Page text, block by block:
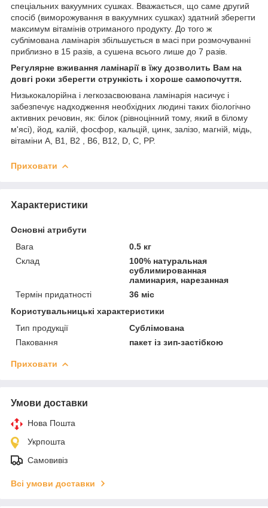
спеціальних вакуумних сушках. Вважається, що саме другий
спосіб (виморожування в вакуумних сушках) здатний зберегти
максимум вітамінів отриманого продукту. До того ж
сублімована ламінарія збільшується в масі при розмочуванні
приблизно в 15 разів, а сушена всього лише до 7 разів.
Регулярне вживання ламінарії в їжу дозволить Вам на
довгі роки зберегти стрункість і хороше самопочуття.
Низькокалорійна і легкозасвоювана ламінарія насичує і
забезпечує надходження необхідних людині таких біологічно
активних речовин, як: білок (рівноцінний тому, який в білому
м'ясі), йод, калій, фосфор, кальцій, цинк, залізо, магній, мідь,
вітаміни A, B1, B2 , B6, B12, D, C, PP.
Приховати
Характеристики
Основні атрибути
Вага
0.5 кг
Склад
100% натуральная
сублимированная
ламинария, нарезанная
Термін придатності
36 міс
Користувальницькі характеристики
Тип продукції
Сублімована
Паковання
пакет із зип-застібкою
Приховати
Умови доставки
Нова Пошта
Укрпошта
Самовивіз
Всі умови доставки